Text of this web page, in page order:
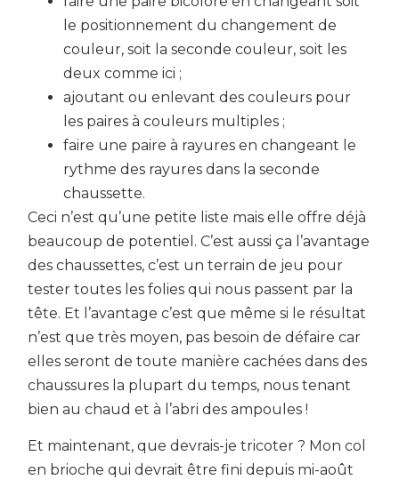
le positionnement du changement de
couleur, soit la seconde couleur, soit les
deux comme ici ;
ajoutant ou enlevant des couleurs pour
les paires à couleurs multiples ;
faire une paire à rayures en changeant le
rythme des rayures dans la seconde
chaussette.
Ceci n’est qu’une petite liste mais elle offre déjà
beaucoup de potentiel. C’est aussi ça l’avantage
des chaussettes, c’est un terrain de jeu pour
tester toutes les folies qui nous passent par la
tête. Et l’avantage c’est que même si le résultat
n’est que très moyen, pas besoin de défaire car
elles seront de toute manière cachées dans des
chaussures la plupart du temps, nous tenant
bien au chaud et à l’abri des ampoules !
Et maintenant, que devrais-je tricoter ? Mon col
en brioche qui devrait être fini depuis mi-août